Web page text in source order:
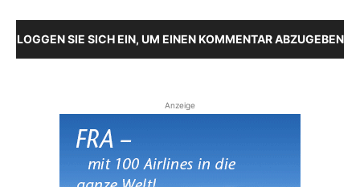
LOGGEN SIE SICH EIN, UM EINEN KOMMENTAR ABZUGEBEN
Anzeige